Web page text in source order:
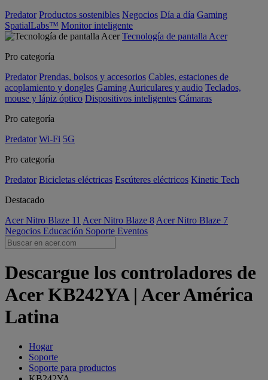
Predator Productos sostenibles Negocios Día a día Gaming
SpatialLabs™ Monitor inteligente
Tecnología de pantalla Acer
Pro categoría
Predator Prendas, bolsos y accesorios Cables, estaciones de
acoplamiento y dongles Gaming Auriculares y audio Teclados,
mouse y lápiz óptico Dispositivos inteligentes Cámaras
Pro categoría
Predator Wi-Fi 5G
Pro categoría
Predator Bicicletas eléctricas Escúteres eléctricos Kinetic Tech
Destacado
Acer Nitro Blaze 11 Acer Nitro Blaze 8 Acer Nitro Blaze 7
Negocios Educación Soporte Eventos
Descargue los controladores de
Acer KB242YA | Acer América
Latina
Hogar
Soporte
Soporte para productos